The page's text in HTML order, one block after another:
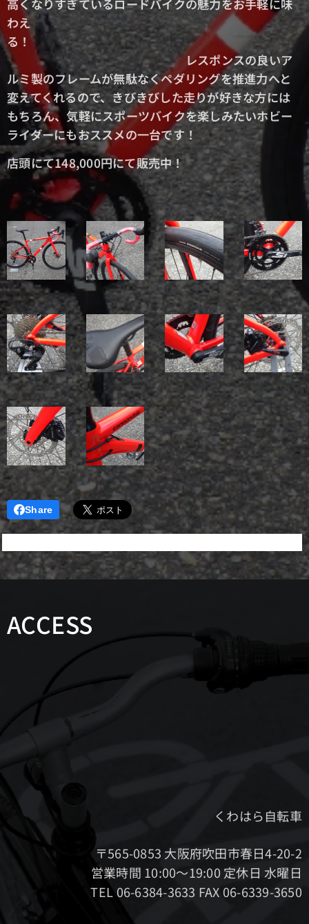
高くなりすぎているロードバイクの魅力をお手軽に味
わえ
る！
レスポンスの良いア
ルミ製のフレームが無駄なくペダリングを推進力へと
変えてくれるので、きびきびした走りが好きな方には
もちろん、気軽にスポーツバイクを楽しみたいホビー
ライダーにもおススメの一台です！
店頭にて148,000円にて販売中！
Share
ACCESS
くわはら自転車
〒565-0853 大阪府吹田市春日4-20-2
営業時間 10:00～19:00 定休日 水曜日
TEL 06-6384-3633 FAX 06-6339-3650